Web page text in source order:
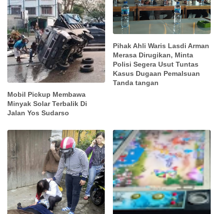
Mobil Pickup Membawa
Minyak Solar Terbalik Di
Jalan Yos Sudarso
Pihak Ahli Waris Lasdi Arman
Merasa Dirugikan, Minta
Polisi Segera Usut Tuntas
Kasus Dugaan Pemalsuan
Tanda tangan